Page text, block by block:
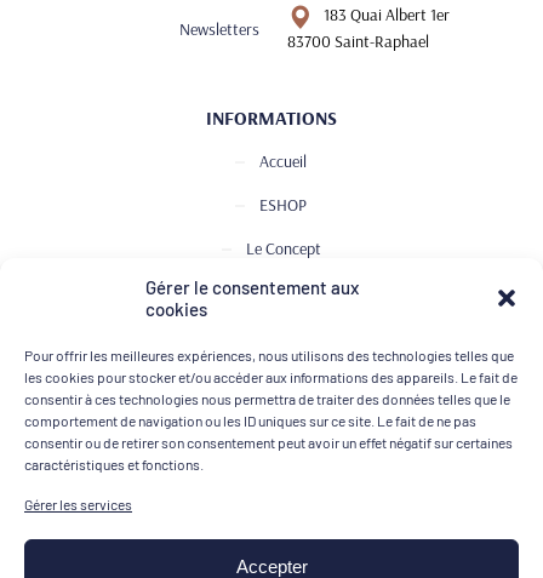
Gérer le consentement aux
cookies
Pour offrir les meilleures expériences, nous utilisons des technologies telles que
les cookies pour stocker et/ou accéder aux informations des appareils. Le fait de
consentir à ces technologies nous permettra de traiter des données telles que le
comportement de navigation ou les ID uniques sur ce site. Le fait de ne pas
consentir ou de retirer son consentement peut avoir un effet négatif sur certaines
caractéristiques et fonctions.
Gérer les services
Accepter
Newsletters
183 Quai Albert 1er
83700 Saint-Raphael
INFORMATIONS
Accueil
ESHOP
Le Concept
Club de Dégustation
Contact
MOYENS DE PAIEMENT